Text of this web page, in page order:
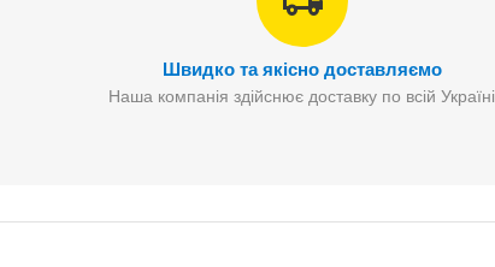
Швидко та якісно доставляємо
Наша компанія здійснює доставку по всій Україні